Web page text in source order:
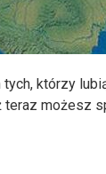
którzy
teraz możesz